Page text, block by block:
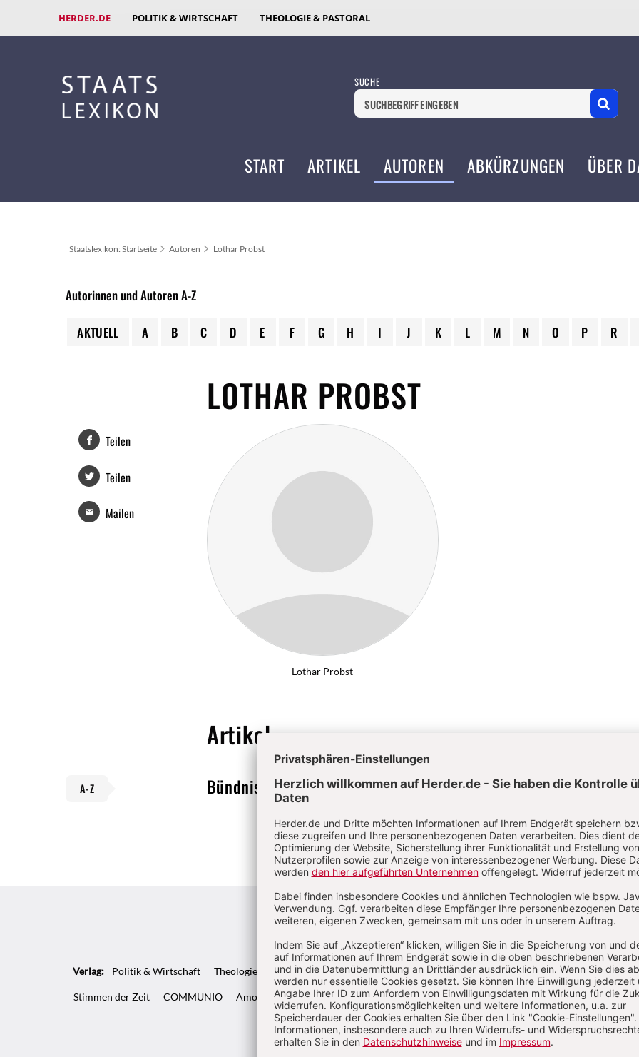
HERDER.DE POLITIK & WIRTSCHAFT THEOLOGIE & PASTORAL
SUCHE
START ARTIKEL AUTOREN ABKÜRZUNGEN ÜBER
Staatslexikon: Startseite Autoren Lothar Probst
Autorinnen und Autoren A-Z
AKTUELL A B C D E F G H I J K L M N O P R
LOTHAR PROBST
Lothar Probst
Teilen
Teilen
Mailen
Artikel
A-Z Bündnis 90/Die Grünen Von Lothar Probst
Kategorien: Artikel Autoren Abkürzungen Über das Lexikon
Verlag: Politik & Wirtschaft Theologie & Pastoral Pädagogik & Kinderbuch kindergarten heute Fachmagazin,
Stimmen der Zeit COMMUNIO Amosinternational Biblische Notizen Diakonia Römische Quartalschrift ANTIKE
Kundenservice+49 761 2717200 kundenservice@herder.de Abo online